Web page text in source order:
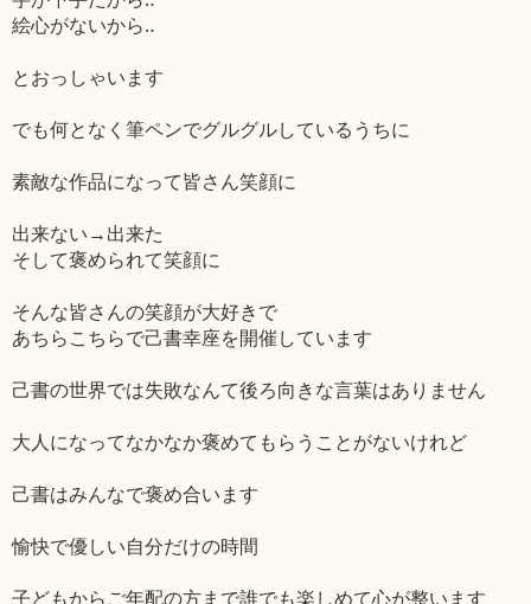
絵心がないから‥
とおっしゃいます
でも何となく筆ペンでグルグルしているうちに
素敵な作品になって皆さん笑顔に
出来ない→出来た
そして褒められて笑顔に
そんな皆さんの笑顔が大好きで
あちらこちらで己書幸座を開催しています
己書の世界では失敗なんて後ろ向きな言葉はありません
大人になってなかなか褒めてもらうことがないけれど
己書はみんなで褒め合います
愉快で優しい自分だけの時間
子どもからご年配の方まで誰でも楽しめて心が整います